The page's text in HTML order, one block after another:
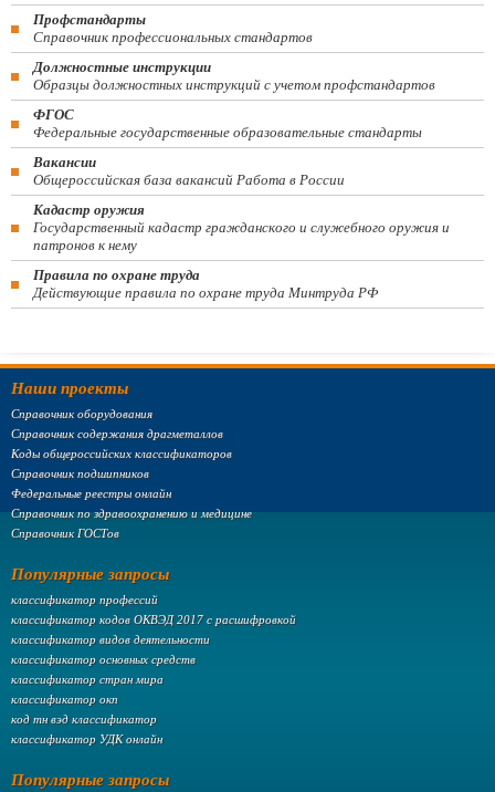
Профстандарты
Справочник профессиональных стандартов
Должностные инструкции
Образцы должностных инструкций с учетом профстандартов
ФГОС
Федеральные государственные образовательные стандарты
Вакансии
Общероссийская база вакансий Работа в России
Кадастр оружия
Государственный кадастр гражданского и служебного оружия и
патронов к нему
Правила по охране труда
Действующие правила по охране труда Минтруда РФ
Наши проекты
Справочник оборудования
Справочник содержания драгметаллов
Коды общероссийских классификаторов
Справочник подшипников
Федеральные реестры онлайн
Справочник по здравоохранению и медицине
Справочник ГОСТов
Популярные запросы
классификатор профессий
классификатор кодов ОКВЭД 2017 с расшифровкой
классификатор видов деятельности
классификатор основных средств
классификатор стран мира
классификатор окп
код тн вэд классификатор
классификатор УДК онлайн
Популярные запросы